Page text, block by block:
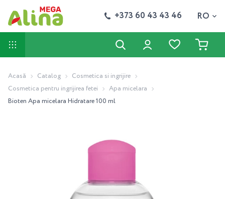
+373 60 43 43 46 RO
Acasă Catalog
Cosmetica si ingrijire
Cosmetica pentru ingrijirea fetei
Apa micelara
Bioten Apa micelara Hidratare 100 ml